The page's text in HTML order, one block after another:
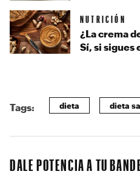
NUTRICIÓN
¿La crema
Sí, si sigues
Tags: dieta dieta
DALE POTENCIA A TU